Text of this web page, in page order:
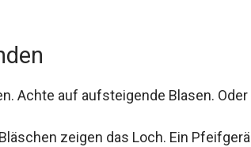
Achte auf aufsteigende Blasen.
zeigen das Loch. Ein